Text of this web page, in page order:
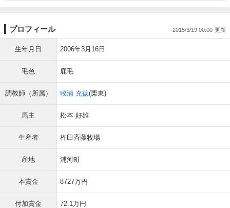
プロフィール 2015/3/19 00:00
生年月日 2006年3月16日
毛色 鹿毛
調教師（所属） 牧浦 充徳(栗東)
馬主 松本 好雄
生産者 杵臼斉藤牧場
産地 浦河町
本賞金 8727万円
付加賞金 72.1万円